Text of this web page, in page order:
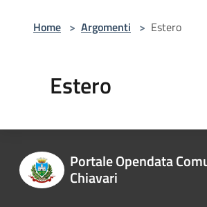
Home > Argomenti > Estero
Estero
Portale Opendata
Chiavari